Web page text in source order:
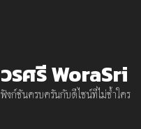
วรศรี WoraSri
ฟังก์ชันครบครันกับดีไซน์ที่ไม่ซ้ำใคร